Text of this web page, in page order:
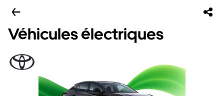
Véhicules électriques